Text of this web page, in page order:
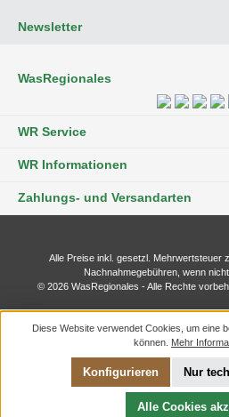
Newsletter
WasRegionales
WR Service
WR Informationen
Zahlungs- und Versandarten
Alle Preise inkl. gesetzl. Mehrwertsteuer
Nachnahmegebühren, wenn
© 2026 WasRegionales - Alle Rechte
Diese Website verwendet Cookies, um eine
können. Mehr
Nur
Konfigurieren
Alle Cookies